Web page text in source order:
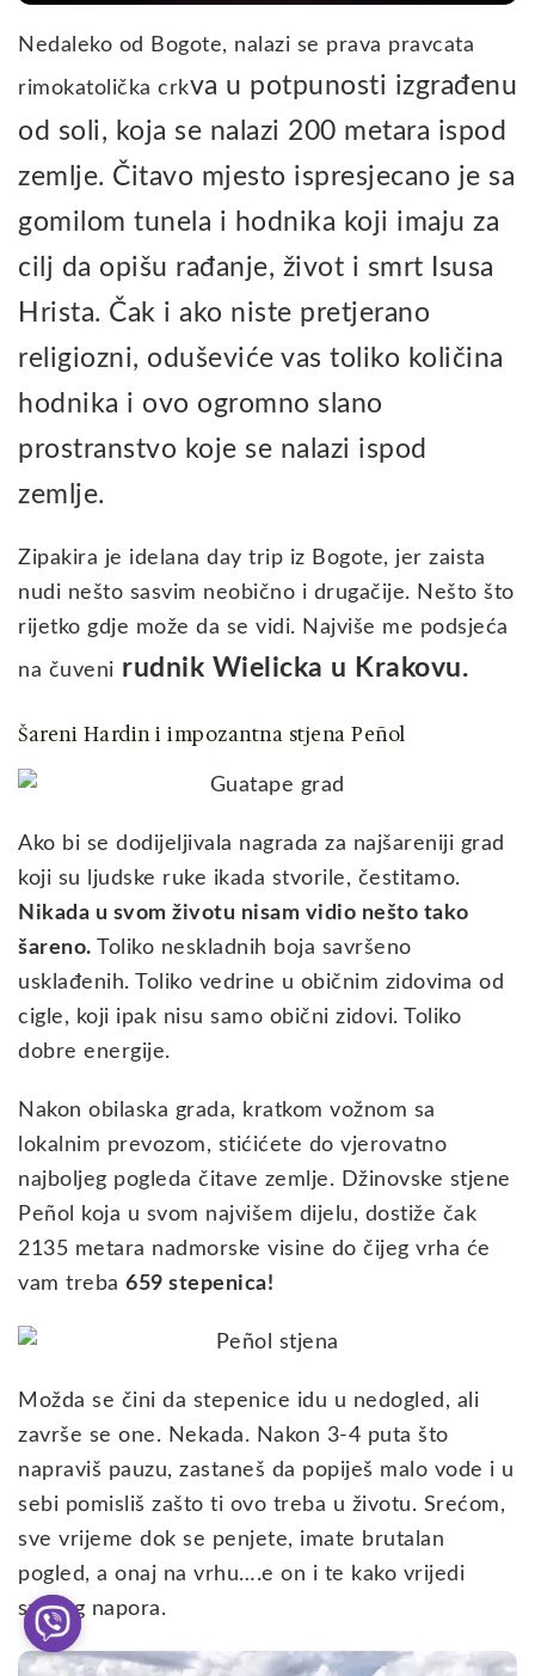
Nedaleko od Bogote, nalazi se prava pravcata
rimokatolička crkva u potpunosti izgrađenu
od soli, koja se nalazi 200 metara ispod
zemlje. Čitavo mjesto ispresjecano je sa
gomilom tunela i hodnika koji imaju za
cilj da opišu rađanje, život i smrt Isusa
Hrista. Čak i ako niste pretjerano
religiozni, oduševiće vas toliko količina
hodnika i ovo ogromno slano
prostranstvo koje se nalazi ispod
zemlje.
Zipakira je idelana day trip iz Bogote, jer zaista
nudi nešto sasvim neobično i drugačije. Nešto što
rijetko gdje može da se vidi. Najviše me podsjeća
na čuveni rudnik Wielicka u Krakovu.
Šareni Hardin i impozantna stjena Peñol
Ako bi se dodijeljivala nagrada za najšareniji grad
koji su ljudske ruke ikada stvorile, čestitamo.
Nikada u svom životu nisam vidio nešto tako
šareno. Toliko neskladnih boja savršeno
usklađenih. Toliko vedrine u običnim zidovima od
cigle, koji ipak nisu samo obični zidovi. Toliko
dobre energije.
Nakon obilaska grada, kratkom vožnom sa
lokalnim prevozom, stićićete do vjerovatno
najboljeg pogleda čitave zemlje. Džinovske stjene
Peñol koja u svom najvišem dijelu, dostiže čak
2135 metara nadmorske visine do čijeg vrha će
vam treba 659 stepenica!
Možda se čini da stepenice idu u nedogled, ali
završe se one. Nekada. Nakon 3-4 puta što
napraviš pauzu, zastaneš da popiješ malo vode i u
sebi pomisliš zašto ti ovo treba u životu. Srećom,
sve vrijeme dok se penjete, imate brutalan
pogled, a onaj na vrhu….e on i te kako vrijedi
svakog napora.